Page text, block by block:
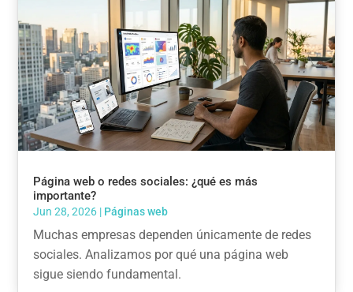
Página web o redes sociales: ¿qué es más
importante?
Jun 28, 2026 | Páginas web
Muchas empresas dependen únicamente de redes
sociales. Analizamos por qué una página web
sigue siendo fundamental.